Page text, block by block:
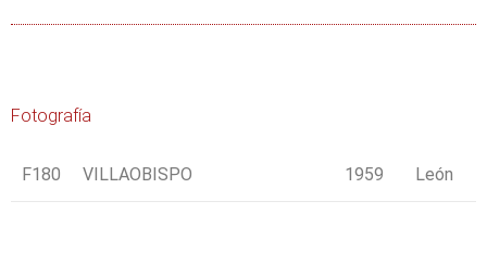
Fotografía
F180 VILLAOBISPO 1959 León